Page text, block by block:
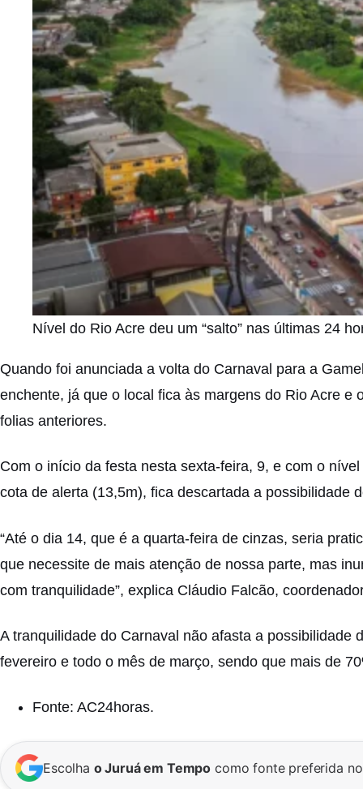
Nível do Rio Acre deu um “salto” nas últimas 24
Quando foi anunciada a volta do Carnaval para a
enchente, já que o local fica às margens do Rio Acre
folias anteriores.
Com o início da festa nesta sexta-feira, 9, e com o
cota de alerta (13,5m), fica descartada a possibilidade
“Até o dia 14, que é a quarta-feira de cinzas, seria
que necessite de mais atenção de nossa parte, mas
com tranquilidade”, explica Cláudio Falcão,
A tranquilidade do Carnaval não afasta a
fevereiro e todo o mês de março, sendo que mais de
Fonte: AC24horas.
Escolha o Juruá em Tempo como fonte preferida